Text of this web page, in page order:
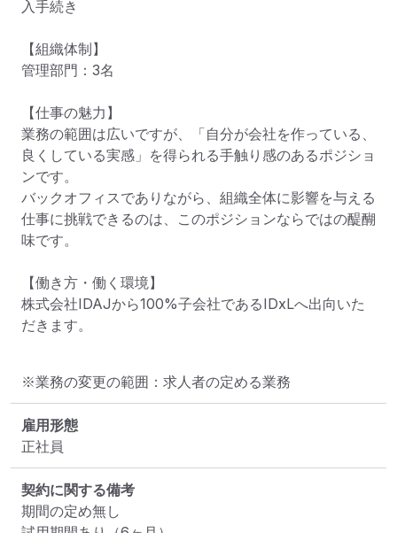
入手続き
【組織体制】
管理部門：3名
【仕事の魅力】
業務の範囲は広いですが、「自分が会社を作っている、
良くしている実感」を得られる手触り感のあるポジショ
ンです。
バックオフィスでありながら、組織全体に影響を与える
仕事に挑戦できるのは、このポジションならではの醍醐
味です。
【働き方・働く環境】
株式会社IDAJから100%子会社であるIDxLへ出向いた
だきます。
※業務の変更の範囲：求人者の定める業務
雇用形態
正社員
契約に関する備考
期間の定め無し